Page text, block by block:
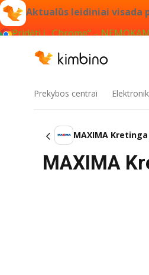
Aktualūs leidiniai visada
Pridėti į „Chrome“ –
Prekybos centrai
MAXIMA Kretinga
MAXIMA